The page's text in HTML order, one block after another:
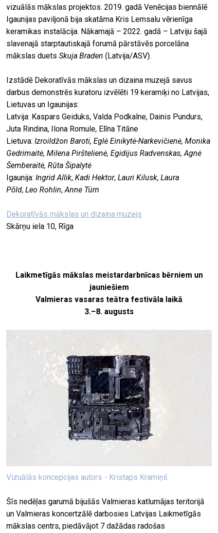
vizuālās mākslas projektos. 2019. gadā Venēcijas biennālē
Igaunijas paviljonā bija skatāma Kris Lemsalu vērienīga
keramikas instalācija. Nākamajā – 2022. gadā – Latviju šajā
slavenajā starptautiskajā forumā pārstāvēs porcelāna
mākslas duetsSkuja Braden (Latvija/ASV).
Izstādē Dekoratīvās mākslas un dizaina muzejā savus
darbus demonstrēs kuratoru izvēlēti 19 keramiķi no Latvijas,
Lietuvas un Igaunijas:
Latvija: Kaspars Geiduks, Valda Podkalne, Dainis Pundurs,
Juta Rindina, Ilona Romule, Elīna Titāne
Lietuva:Izroildžon Baroti, Eglė Einikytė-Narkevičienė, Monika
Gedrimaitė, Milena Pirštelienė, Egidijus Radvenskas, Agnė
Šemberaitė, Rūta Šipalytė
Igaunija:Ingrid Allik,Kadi Hektor,Lauri Kilusk,Laura
Põld,Leo Rohlin,Anne Türn
Dekoratīvās mākslas un dizaina muzejs
Skārņu iela 10, Rīga
Laikmetīgās mākslas meistardarbnīcas bērniem un
jauniešiem
Valmieras vasaras teātra festivāla laikā
3.–8. augusts
Vizuālās koncepcijas autors - Kristaps Kramiņš
Šīs nedēļas garumā bijušās Valmieras katlumājas teritorijā
un Valmieras koncertzālē darbosies Latvijas Laikmetīgās
mākslas centrs, piedāvājot 7 dažādas radošas